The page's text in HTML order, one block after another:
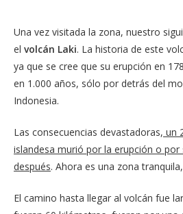
Una vez visitada la zona, nuestro
el volcán Laki. La historia de este
ya que se cree que su erupción en
en 1.000 años, sólo por detrás del
Indonesia.
Las consecuencias devastadoras, un
islandesa murió por la erupción o por
después. Ahora es una zona
El camino hasta llegar al volcán fue